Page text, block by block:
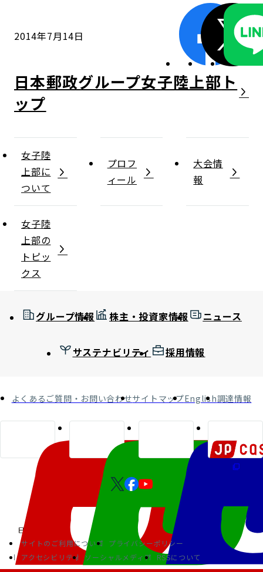
ESGデータ集
2014年7月14日
日本郵政グループ女子陸上部
女子陸
上部に
ついて
プロフ
ィール
大会情
報
女子陸
上部の
トピッ
クス
グループ情報 株主・投資家情報 ニュース
サステナビリティ 採用情報
よくあるご質問・お問い合わせサイトマップEnglish調達情報
サイトのご利用について
プライバシーポリシー
アクセシビリティ
ソーシャルメディア RSSについて